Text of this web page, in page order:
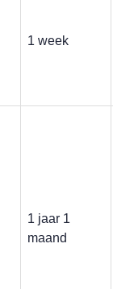
1 week
1 jaar 1
maand